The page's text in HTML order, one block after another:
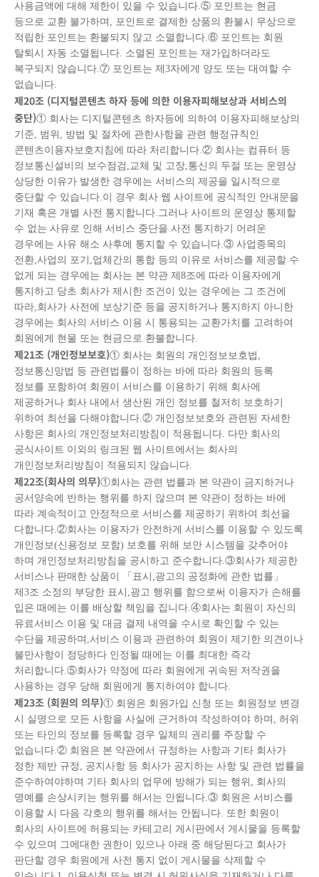
사용금액에 대해 제한이 있을 수 있습니다.⑤ 포인트는 현금
등으로 교환 불가하며, 포인트로 결제한 상품의 환불시 무상으로
적립한 포인트는 환불되지 않고 소멸합니다.⑥ 포인트는 회원
탈퇴시 자동 소멸됩니다. 소멸된 포인트는 재가입하더라도
복구되지 않습니다.⑦ 포인트는 제3자에게 양도 또는 대여할 수
없습니다.
제20조 (디지털콘텐츠 하자 등에 의한 이용자피해보상과 서비스의
중단)① 회사는 디지털콘텐츠 하자등에 의하여 이용자피해보상의
기준, 범위, 방법 및 절차에 관한사항을 관련 행정규칙인
콘텐츠이용자보호지침에 따라 처리합니다.② 회사는 컴퓨터 등
정보통신설비의 보수점검,교체 및 고장,통신의 두절 또는 운영상
상당한 이유가 발생한 경우에는 서비스의 제공을 일시적으로
중단할 수 있습니다.이 경우 회사 웹 사이트에 공식적인 안내문을
기재 혹은 개별 사전 통지합니다.그러나 사이트의 운영상 통제할
수 없는 사유로 인해 서비스 중단을 사전 통지하기 어려운
경우에는 사유 해소 사후에 통지할 수 있습니다.③ 사업종목의
전환,사업의 포기,업체간의 통합 등의 이유로 서비스를 제공할 수
없게 되는 경우에는 회사는 본 약관 제8조에 따라 이용자에게
통지하고 당초 회사가 제시한 조건이 있는 경우에는 그 조건에
따라,회사가 사전에 보상기준 등을 공지하거나 통지하지 아니한
경우에는 회사의 서비스 이용 시 통용되는 교환가치를 고려하여
회원에게 현물 또는 현금으로 환불합니다.
제21조 (개인정보보호)① 회사는 회원의 개인정보보호법,
정보통신망법 등 관련법률이 정하는 바에 따라 회원의 등록
정보를 포함하여 회원이 서비스를 이용하기 위해 회사에
제공하거나 회사 내에서 생산된 개인 정보를 철저히 보호하기
위하여 최선을 다해야합니다.② 개인정보보호와 관련된 자세한
사항은 회사의 개인정보처리방침이 적용됩니다. 다만 회사의
공식사이트 이외의 링크된 웹 사이트에서는 회사의
개인정보처리방침이 적용되지 않습니다.
제22조(회사의 의무)①회사는 관련 법률과 본 약관이 금지하거나
공서양속에 반하는 행위를 하지 않으며 본 약관이 정하는 바에
따라 계속적이고 안정적으로 서비스를 제공하기 위하여 최선을
다합니다.②회사는 이용자가 안전하게 서비스를 이용할 수 있도록
개인정보(신용정보 포함) 보호를 위해 보안 시스템을 갖추어야
하며 개인정보처리방침을 공시하고 준수합니다.③회사가 제공한
서비스나 판매한 상품이 「표시,광고의 공정화에 관한 법률」
제3조 소정의 부당한 표시,광고 행위를 함으로써 이용자가 손해를
입은 때에는 이를 배상할 책임을 집니다.④회사는 회원이 자신의
유료서비스 이용 및 대금 결제 내역을 수시로 확인할 수 있는
수단을 제공하며,서비스 이용과 관련하여 회원이 제기한 의견이나
불만사항이 정당하다 인정될 때에는 이를 최대한 즉각
처리합니다.⑤회사가 약정에 따라 회원에게 귀속된 저작권을
사용하는 경우 당해 회원에게 통지하여야 합니다.
제23조 (회원의 의무)① 회원은 회원가입 신청 또는 회원정보 변경
시 실명으로 모든 사항을 사실에 근거하여 작성하여야 하며, 허위
또는 타인의 정보를 등록할 경우 일체의 권리를 주장할 수
없습니다.② 회원은 본 약관에서 규정하는 사항과 기타 회사가
정한 제반 규정, 공지사항 등 회사가 공지하는 사항 및 관련 법률을
준수하여야하며 기타 회사의 업무에 방해가 되는 행위, 회사의
명예를 손상시키는 행위를 해서는 안됩니다.③ 회원은 서비스를
이용할 시 다음 각호의 행위를 해서는 안됩니다. 또한 회원이
회사의 사이트에 허용되는 카테고리 게시판에서 게시물을 등록할
수 있으며 그에대한 권한이 있으나 아래 중 해당된다고 회사가
판단할 경우 회원에게 사전 통지 없이 게시물을 삭제할 수